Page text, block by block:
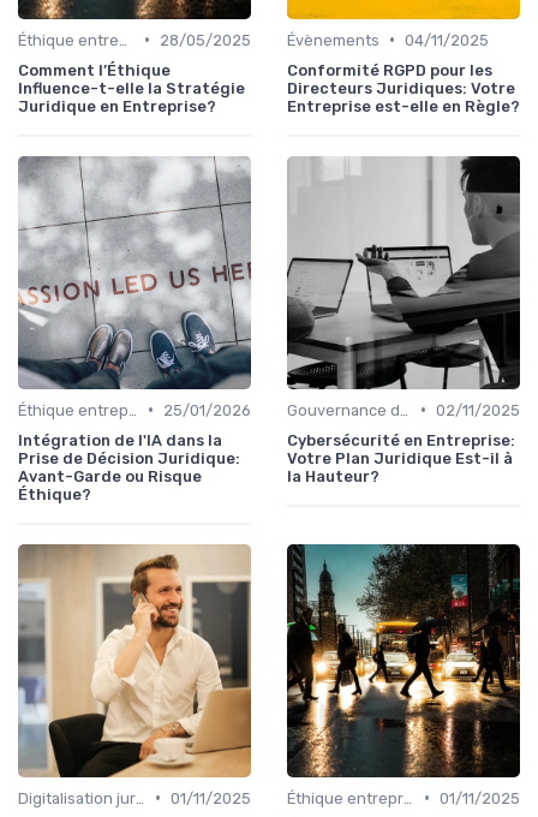
•
28/05/2025
Comment l’Éthique
Influence-t-elle la Stratégie
Juridique en Entreprise?
Évènements • 04/11/2025
Conformité RGPD pour les
Directeurs Juridiques: Votre
Entreprise est-elle en Règle?
•
25/01/2026
Intégration de l'IA dans la
Prise de Décision Juridique:
Avant-Garde ou Risque
Éthique?
• 02/11/2025
Cybersécurité en Entreprise:
Votre Plan Juridique Est-il à
la Hauteur?
• 01/11/2025
• 01/11/2025